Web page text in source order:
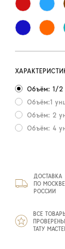
Объём: 1/2
Объём:1
Объём: 2
Объём: 4
ДОСТАВКА
ПО
РОССИИ
ВСЕ
ПРОВЕРЕНЫ
ТАТУ